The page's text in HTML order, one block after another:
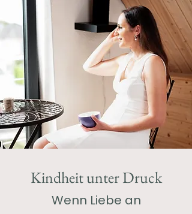
Kindheit unter Druck
Wenn Liebe an